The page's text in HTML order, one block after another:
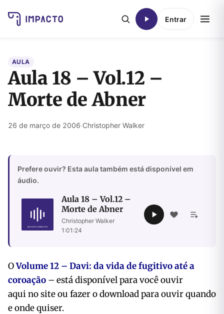
Entrar
AULA
Aula 18 – Vol.12 –
Morte de Abner
26 de março de 2006·Christopher Walker
Prefere ouvir? Esta aula também está disponível em
áudio.
Aula 18 – Vol.12 –
Morte de Abner
Christopher Walker
1:01:24
OVolume 12 – Davi: da vida de fugitivo até a
coroação – está disponível para você ouvir
aqui no site ou fazer o download para ouvir quando
e onde quiser.